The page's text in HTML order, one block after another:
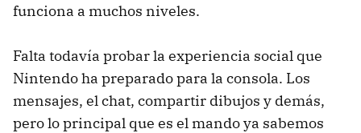
funciona a muchos niveles.
Falta todavía probar la experiencia social que
Nintendo ha preparado para la consola. Los
mensajes, el chat, compartir dibujos y demás,
pero lo principal que es el mando ya sabemos